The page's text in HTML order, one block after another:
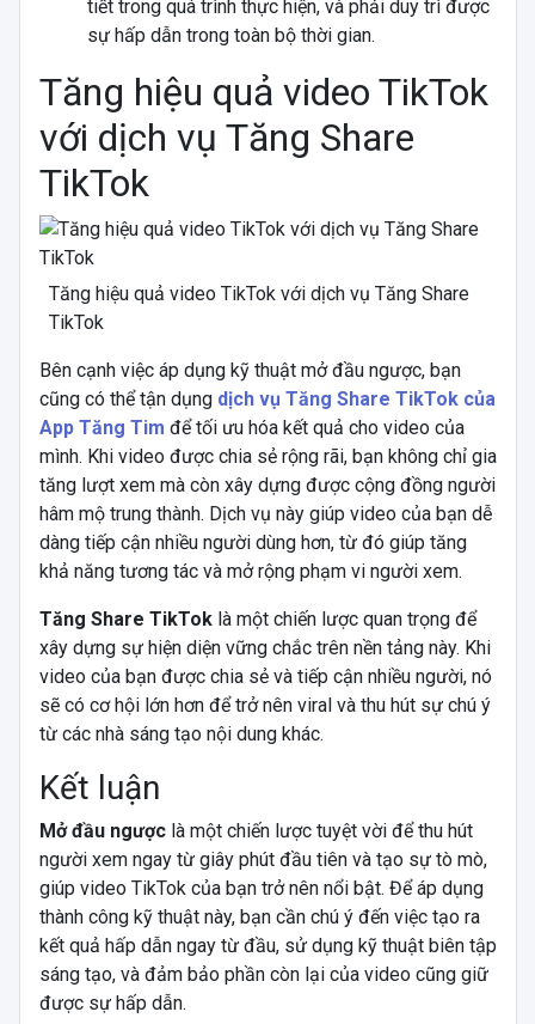
tiết trong quá trình thực hiện, và phải duy trì được
sự hấp dẫn trong toàn bộ thời gian.
Tăng hiệu quả video TikTok
với dịch vụ Tăng Share
TikTok
Tăng hiệu quả video TikTok với dịch vụ Tăng Share
TikTok
Bên cạnh việc áp dụng kỹ thuật mở đầu ngược, bạn
cũng có thể tận dụng dịch vụ Tăng Share TikTok của
App Tăng Tim để tối ưu hóa kết quả cho video của
mình. Khi video được chia sẻ rộng rãi, bạn không chỉ gia
tăng lượt xem mà còn xây dựng được cộng đồng người
hâm mộ trung thành. Dịch vụ này giúp video của bạn dễ
dàng tiếp cận nhiều người dùng hơn, từ đó giúp tăng
khả năng tương tác và mở rộng phạm vi người xem.
Tăng Share TikToklà một chiến lược quan trọng để
xây dựng sự hiện diện vững chắc trên nền tảng này. Khi
video của bạn được chia sẻ và tiếp cận nhiều người, nó
sẽ có cơ hội lớn hơn để trở nên viral và thu hút sự chú ý
từ các nhà sáng tạo nội dung khác.
Kết luận
Mở đầu ngượclà một chiến lược tuyệt vời để thu hút
người xem ngay từ giây phút đầu tiên và tạo sự tò mò,
giúp video TikTok của bạn trở nên nổi bật. Để áp dụng
thành công kỹ thuật này, bạn cần chú ý đến việc tạo ra
kết quả hấp dẫn ngay từ đầu, sử dụng kỹ thuật biên tập
sáng tạo, và đảm bảo phần còn lại của video cũng giữ
được sự hấp dẫn.